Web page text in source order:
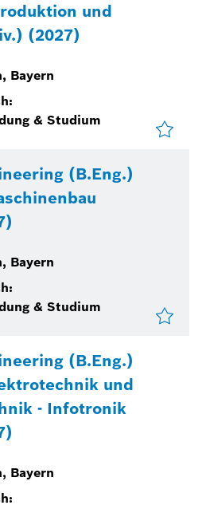
und
(2027)
Bayern
& Studium
(B.Eng.)
Bayern
& Studium
(B.Eng.)
und
- Infotronik
Bayern